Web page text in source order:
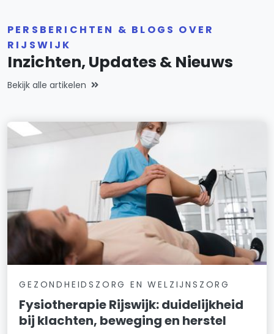
PERSBERICHTEN & BLOGS OVER
RIJSWIJK
Inzichten, Updates & Nieuws
Bekijk alle artikelen
GEZONDHEIDSZORG EN WELZIJNSZORG
Fysiotherapie Rijswijk: duidelijkheid
bij klachten, beweging en herstel